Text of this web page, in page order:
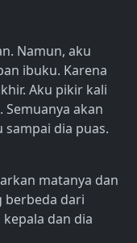
Namun, aku
ibuku. Karena
Aku pikir kali
akan
dia puas.
matanya dan
berbeda dari
dan dia